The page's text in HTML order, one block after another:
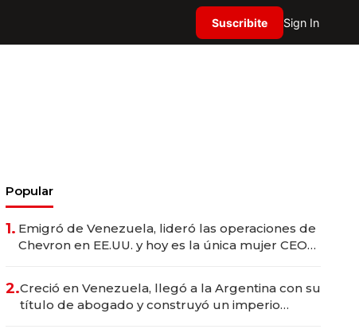
Suscribite Sign In
Popular
1. Emigró de Venezuela, lideró las operaciones de
Chevron en EE.UU. y hoy es la única mujer CEO
2.Creció en Venezuela, llegó a la Argentina con su
título de abogado y construyó un imperio